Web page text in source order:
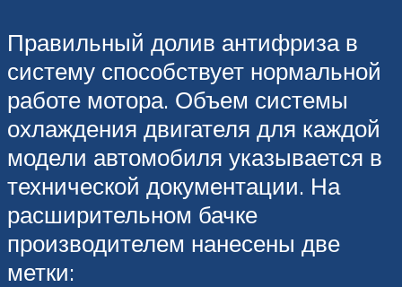
Правильный долив антифриза в
систему способствует нормальной
работе мотора. Объем системы
охлаждения двигателя для каждой
модели автомобиля указывается в
технической документации. На
расширительном бачке
производителем нанесены две
метки: